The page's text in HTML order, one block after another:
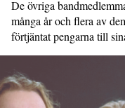
De övriga
många år och flera av
förtjäntat pengarna till